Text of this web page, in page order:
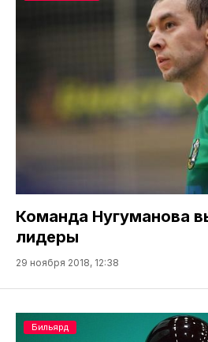
Команда Нугуманова
лидеры
29 ноября 2018, 12:38
Бильярд